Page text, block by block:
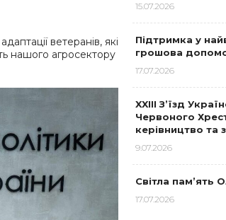
ветеранів, які
нашого агросектору
15.07.2026
Підтримка у
грошова
17.07.2026
XXIII З’їзд
Червоного
керівництво та
9.07.2026
Світла пам’ять
17.07.2026